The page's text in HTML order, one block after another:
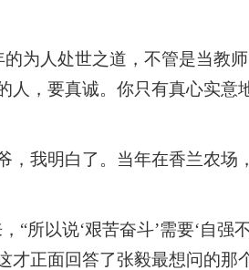
为人处世之道，不管是当教
人，要真诚。你只有真心实意
，我明白了。当年在香兰农场
“所以说‘艰苦奋斗’需要‘自强
才正面回答了张毅最想问的那